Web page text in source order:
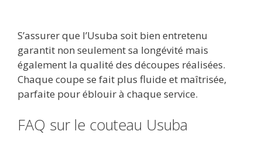
S’assurer que l’Usuba soit bien entretenu
garantit non seulement sa longévité mais
également la qualité des découpes réalisées.
Chaque coupe se fait plus fluide et maîtrisée,
parfaite pour éblouir à chaque service.
FAQ sur le couteau Usuba